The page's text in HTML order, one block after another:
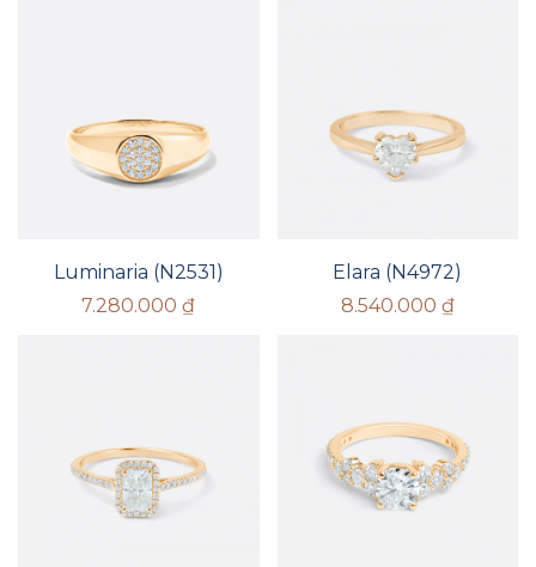
Luminaria (N2531)
7.280.000₫
Elara (N4972)
8.540.000 ₫